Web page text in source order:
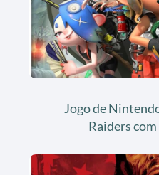
Jogo de
Raiders